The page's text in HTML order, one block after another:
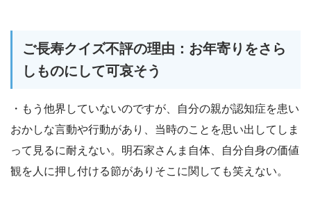
ご長寿クイズ不評の理由：お年寄りをさら
しものにして可哀そう
・もう他界していないのですが、自分の親が認知症を患い
おかしな言動や行動があり、当時のことを思い出してしま
って見るに耐えない。明石家さんま自体、自分自身の価値
観を人に押し付ける節がありそこに関しても笑えない。